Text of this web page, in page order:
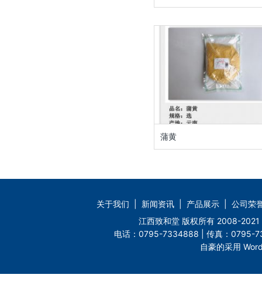
蒲黄
关于我们 新闻资讯 产品展示
公司荣
江西致和堂 版权所有 2008-
电话：0795-7334888 | 传真：0795-
自豪的采用